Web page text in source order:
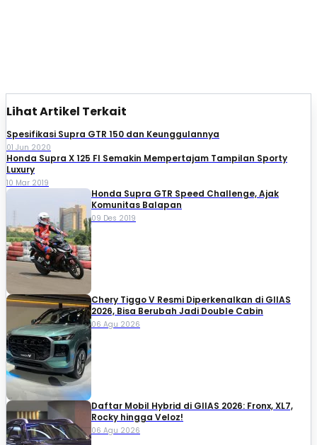
Lihat Artikel Terkait
Spesifikasi Supra GTR 150 dan Keunggulannya
01 Jun 2020
Honda Supra X 125 FI Semakin Mempertajam Tampilan Sporty
Luxury
10 Mar 2019
Honda Supra GTR Speed Challenge, Ajak
Komunitas Balapan
09 Des 2019
Chery Tiggo V Resmi Diperkenalkan di GIIAS
2026, Bisa Berubah Jadi Double Cabin
06 Agu 2026
Daftar Mobil Hybrid di GIIAS 2026: Fronx, XL7,
Rocky hingga Veloz!
06 Agu 2026